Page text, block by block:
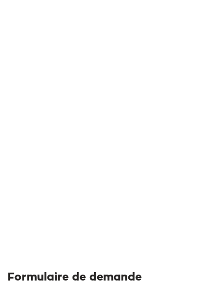
Formulaire de demande